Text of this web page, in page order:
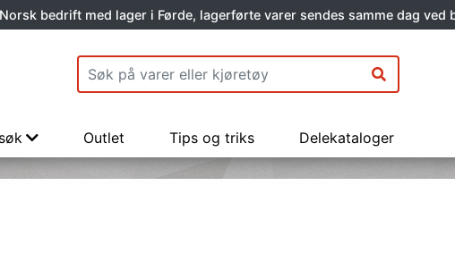
Norsk bedrift med lager i Førde, lagerførte varer sendes samme dag ved
Outlet Tips og triks Delekataloger